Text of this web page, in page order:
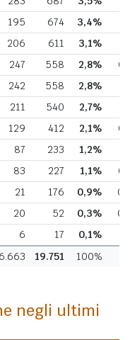
195 674 3,4%
206 611 3,1%
247 558 2,8%
242 558 2,8%
211 540 2,7%
129 412 2,1%
87 233 1,2%
83 227 1,1%
21 176 0,9%
20 52 0,3%
6 17 0,1%
6.663 19.751 100%
negli ultimi